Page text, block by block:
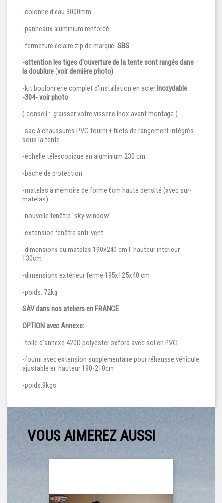
-colonne d'eau 3000mm
-panneaux aluminium renforcé
-fermeture éclaire zip de marque: SBS
-attention les tiges d'ouverture de la tente sont rangés dans
la doublure (voir dernière photo)
-kit boulonnerie complet d'installation en acierinoxydable
-304- voir photo
( conseil : graisser votre visserie Inox avant montage )
-sac à chaussures PVC fourni + filets de rangement intégrés
sous la tente...
-échelle télescopique en aluminium 230 cm
-bâche de protection
-matelas à mémoire de forme 6cm haute densité (avec sur-
matelas)
-nouvelle fenêtre "sky window"
-extension fenêtre anti-vent
-dimensions du matelas 190x240 cm ! hauteur interieur
130cm
-dimensions extérieur fermé 195x125x40 cm
-poids: 72kg
SAV dans nos ateliers en FRANCE
OPTION avec Annexe:
-toile d'annexe 420D polyester oxford avec sol en PVC
-fourni avec extension supplémentaire pour réhausse véhicule
ajustable en hauteur 190-210cm
-poids:9kgs
VOUS AIMEREZ AUSSI